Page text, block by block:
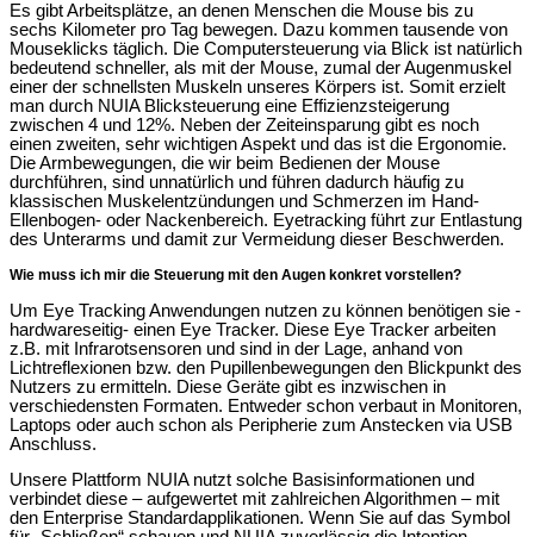
Es gibt Arbeitsplätze, an denen Menschen die Mouse bis zu
sechs Kilometer pro Tag bewegen. Dazu kommen tausende von
Mouseklicks täglich. Die Computersteuerung via Blick ist natürlich
bedeutend schneller, als mit der Mouse, zumal der Augenmuskel
einer der schnellsten Muskeln unseres Körpers ist. Somit erzielt
man durch NUIA Blicksteuerung eine Effizienzsteigerung
zwischen 4 und 12%. Neben der Zeiteinsparung gibt es noch
einen zweiten, sehr wichtigen Aspekt und das ist die Ergonomie.
Die Armbewegungen, die wir beim Bedienen der Mouse
durchführen, sind unnatürlich und führen dadurch häufig zu
klassischen Muskelentzündungen und Schmerzen im Hand-
Ellenbogen- oder Nackenbereich. Eyetracking führt zur Entlastung
des Unterarms und damit zur Vermeidung dieser Beschwerden.
Wie muss ich mir die Steuerung mit den Augen konkret vorstellen?
Um Eye Tracking Anwendungen nutzen zu können benötigen sie -
hardwareseitig- einen Eye Tracker. Diese Eye Tracker arbeiten
z.B. mit Infrarotsensoren und sind in der Lage, anhand von
Lichtreflexionen bzw. den Pupillenbewegungen den Blickpunkt des
Nutzers zu ermitteln. Diese Geräte gibt es inzwischen in
verschiedensten Formaten. Entweder schon verbaut in Monitoren,
Laptops oder auch schon als Peripherie zum Anstecken via USB
Anschluss.
Unsere Plattform NUIA nutzt solche Basisinformationen und
verbindet diese – aufgewertet mit zahlreichen Algorithmen – mit
den Enterprise Standardapplikationen. Wenn Sie auf das Symbol